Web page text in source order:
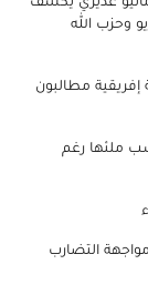
وحزب الله
للولايات المتحدة: مواطنو 30 دولة إفريقية مطالبون
ملئها رغم
التضارب